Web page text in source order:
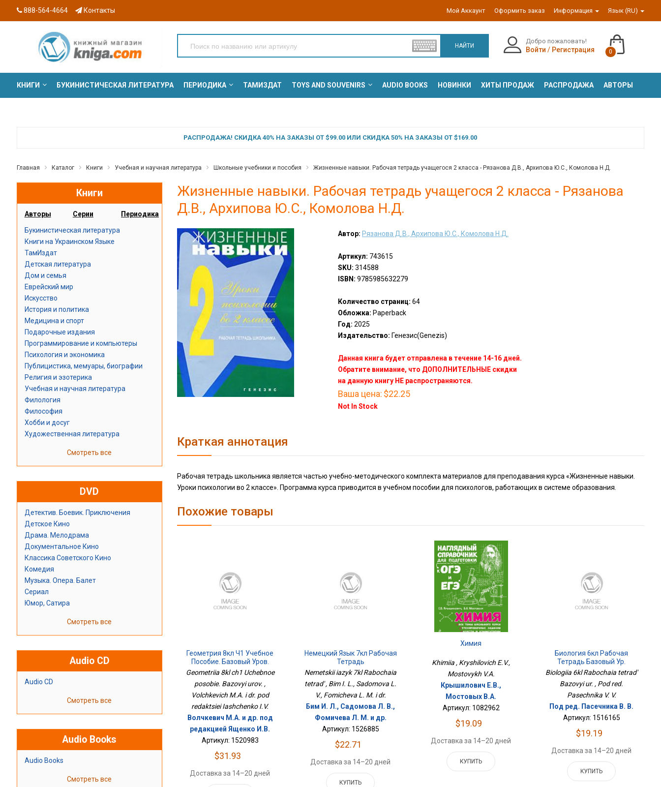
888-564-4664 Контакты Мой Аккаунт Оформить заказ Информация Язык (RU)
НАЙТИ
Добро пожаловать!
Войти / Регистрация 0
КНИГИ БУКИНИСТИЧЕСКАЯ ЛИТЕРАТУРА ПЕРИОДИКА ТАМИЗДАТ TOYS AND SOUVENIRS AUDIO BOOKS НОВИНКИ ХИТЫ ПРОДАЖ РАСПРОДАЖА АВТОРЫ
РАСПРОДАЖА! СКИДКА 40% НА ЗАКАЗЫ ОТ $99.00 ИЛИ СКИДКА 50% НА ЗАКАЗЫ ОТ $169.00
Главная Каталог Книги Учебная и научная литература Школьные учебники и пособия Жизненные навыки. Рабочая тетрадь учащегося 2 класса - Рязанова Д.В., Архипова Ю.С., Комолова Н.Д.
Книги
Авторы Серии Периодика
Букинистическая литература
Книги на Украинском Языке
ТамИздат
Детская литература
Дом и семья
Еврейский мир
Искусство
История и политика
Медицина и спорт
Подарочные издания
Программирование и компьютеры
Психология и экономика
Публицистика, мемуары, биографии
Религия и эзотерика
Учебная и научная литература
Филология
Философия
Хобби и досуг
Художественная литература
Смотреть все
DVD
Детектив. Боевик. Приключения
Детское Кино
Драма. Мелодрама
Документальное Кино
Классика Советского Кино
Комедия
Музыка. Опера. Балет
Сериал
Юмор, Сатира
Смотреть все
Audio CD
Audio CD
Смотреть все
Audio Books
Audio Books
Смотреть все
Жизненные навыки. Рабочая тетрадь учащегося 2 класса - Рязанова
Д.В., Архипова Ю.С., Комолова Н.Д.
Автор: Рязанова Д.В., Архипова Ю.С., Комолова Н.Д.
Артикул: 743615
SKU: 314588
ISBN: 9785985632279
Количество страниц: 64
Обложка: Paperback
Год: 2025
Издательство: Генезис(Genezis)
Данная книга будет отправлена в течение 14-16 дней.
Обратите внимание, что ДОПОЛНИТЕЛЬНЫЕ скидки
на данную книгу НЕ распространяются.
Ваша цена: $22.25
Not In Stock
Краткая аннотация
Рабочая тетрадь школьника является частью учебно-методического комплекта материалов для преподавания курса «Жизненные навыки.
Уроки психологии во 2 классе». Программа курса приводится в учебном пособии для психологов, работающих в системе образования.
Похожие товары
Геометрия 8кл Ч1 Учебное
Пособие. Базовый Уров.
Geometriia 8kl ch1 Uchebnoe
posobie. Bazovyi urov. ,
Volchkevich M.A. i dr. pod
redaktsiei Iashchenko I.V.
Волчкевич М.А. и др. под
редакцией Ященко И.В.
Артикул: 1520983
$31.93
Доставка за 14–20 дней
Немецкий Язык 7кл Рабочая
Тетрадь
Nemetskii iazyk 7kl Rabochaia
tetrad' , Bim I. L., Sadomova L.
V., Fomicheva L. M. i dr.
Бим И. Л., Садомова Л. В.,
Фомичева Л. М. и др.
Артикул: 1526885
$22.71
Доставка за 14–20 дней
КУПИТЬ
Химия
Khimiia , Kryshilovich E.V.,
Mostovykh V.A.
Крышилович Е.В.,
Мостовых В.А.
Артикул: 1082962
$19.09
Доставка за 14–20 дней
КУПИТЬ
Биология 6кл Рабочая
Тетрадь Базовый Ур.
Biologiia 6kl Rabochaia tetrad'
Bazovyi ur. , Pod red.
Pasechnika V. V.
Под ред. Пасечника В. В.
Артикул: 1516165
$19.19
Доставка за 14–20 дней
КУПИТЬ